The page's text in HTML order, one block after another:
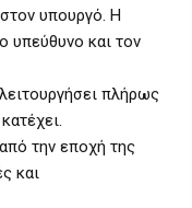
στον υπουργό. Η
υπεύθυνο και τον
πλήρως
την εποχή της
και